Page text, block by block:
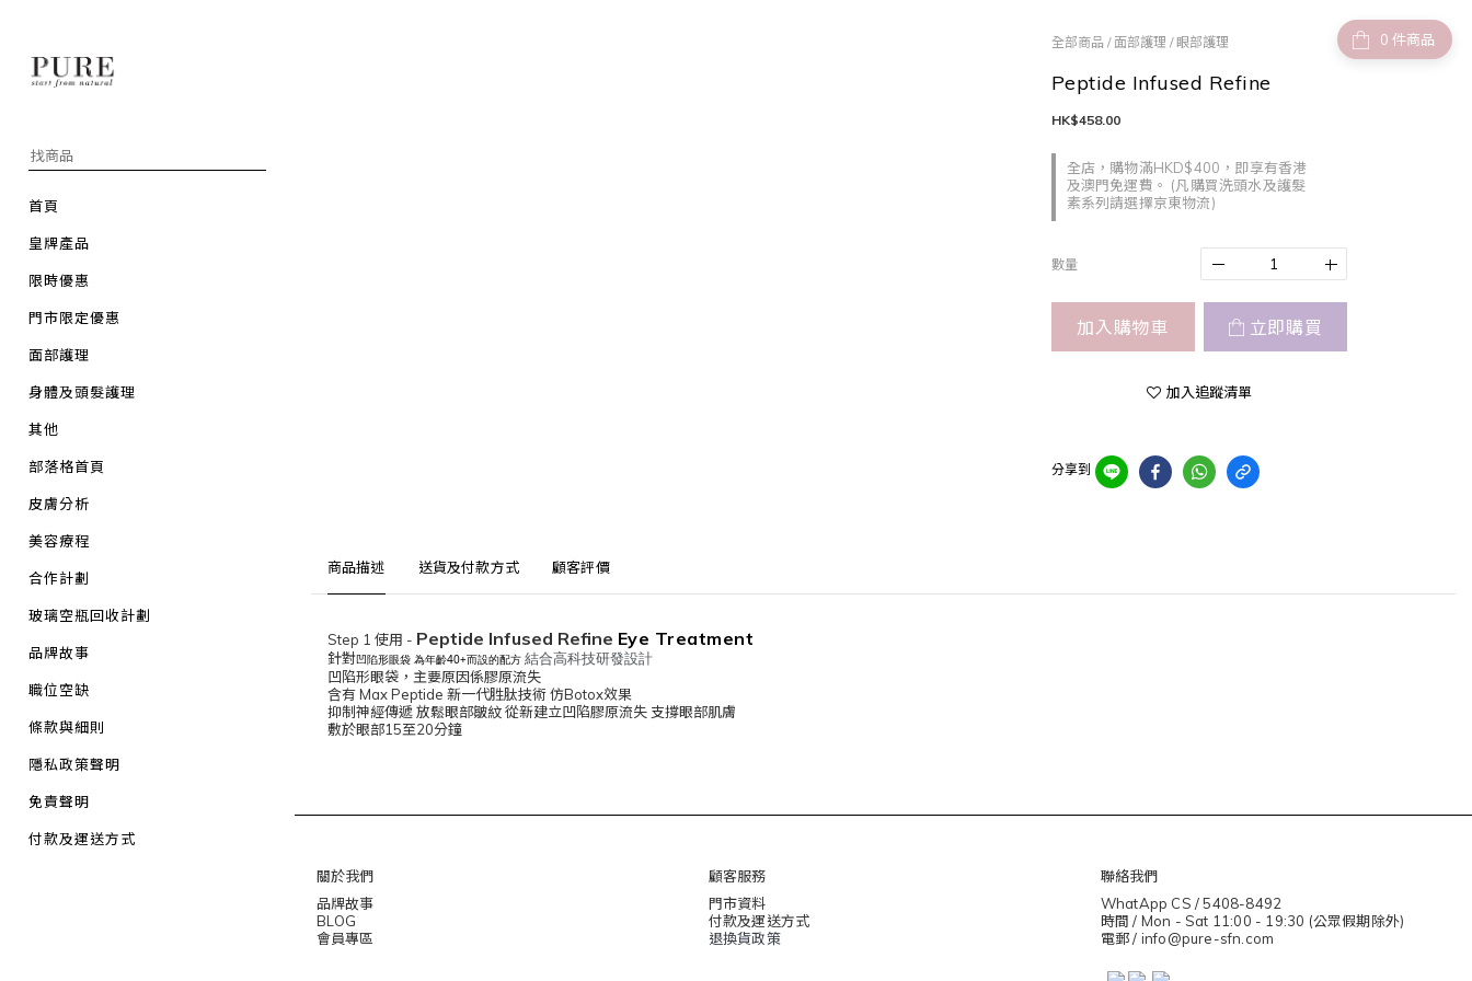
首頁
皇牌產品
限時優惠
門市限定優惠
面部護理
身體及頭髮護理
其他
部落格首頁
皮膚分析
美容療程
合作計劃
玻璃空瓶回收計劃
品牌故事
職位空缺
條款與細則
隱私政策聲明
免責聲明
付款及運送方式
件商品
全部商品 / 面部護理 /眼部護理
Peptide Infused Refine
全店，購物滿HKD$400，即享有香港
及澳門免運費。 (凡購買洗頭水及護髮
素系列請選擇京東物流)
HK$458.00
數量
加入購物車 立即購買
加入追蹤清單
分享到
商品描述 送貨及付款方式 顧客評價
Step 1 使用 - Peptide Infused Refine Eye Treatment
針對凹陷形眼袋 為年齡40+而設的配方 結合高科技研發設計
凹陷形眼袋，主要原因係膠原流失
含有 Max Peptide 新一代胜肽技術 仿Botox效果
抑制神經傳遞 放鬆眼部皺紋 從新建立凹陷膠原流失 支撐眼部肌膚
敷於眼部15至20分鐘
關於我們
品牌故事
BLOG
會員專區
顧客服務
門市資料
付款及運送方式
退換貨政策
聯絡我們
WhatApp CS / 5408-8492
時間 / Mon - Sat 11:00 - 19:30 (公眾假期除外)
電郵 / info@pure-sfn.com